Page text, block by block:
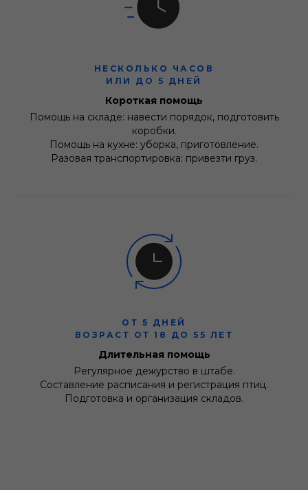
НЕСКОЛЬКО ЧАСОВ
ИЛИ ДО 5 ДНЕЙ
Короткая помощь
Помощь на складе: навести порядок, подготовить
коробки.
Помощь на кухне: уборка, приготовление.
Разовая транспортировка: привезти груз.
ОТ 5 ДНЕЙ
ВОЗРАСТ ОТ 18 ДО 55 ЛЕТ
Длительная помощь
Регулярное дежурство в штабе.
Составление расписания и регистрация птиц.
Подготовка и организация складов.